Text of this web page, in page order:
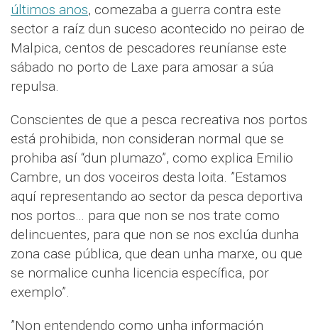
últimos anos, comezaba a guerra contra este
sector a raíz dun suceso acontecido no peirao de
Malpica, centos de pescadores reuníanse este
sábado no porto de Laxe para amosar a súa
repulsa.
Conscientes de que a pesca recreativa nos portos
está prohibida, non consideran normal que se
prohiba así “dun plumazo”, como explica Emilio
Cambre, un dos voceiros desta loita. ”Estamos
aquí representando ao sector da pesca deportiva
nos portos… para que non se nos trate como
delincuentes, para que non se nos exclúa dunha
zona case pública, que dean unha marxe, ou que
se normalice cunha licencia específica, por
exemplo”.
”Non entendendo como unha información